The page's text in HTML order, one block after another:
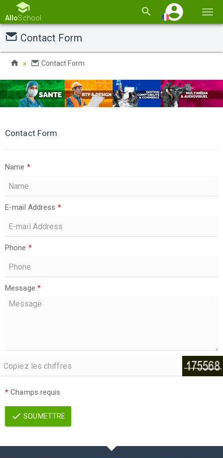
la
AlloSchool
Contact Form
Contact Form
Contact Form
Name *
E-mail Address *
Phone *
Message *
* Champs requis
SOUMETTRE